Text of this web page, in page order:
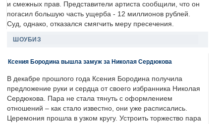
и смежных прав. Представители артиста сообщили, что он
погасил большую часть ущерба - 12 миллионов рублей.
Суд, однако, отказался смягчить меру пресечения.
ШОУБИЗ
Ксения Бородина вышла замуж за Николая Сердюкова
В декабре прошлого года Ксения Бородина получила
предложение руки и сердца от своего избранника Николая
Сердюкова. Пара не стала тянуть с оформлением
отношений – как стало известно, они уже расписались.
Церемония прошла в узком кругу. Устроить торжество пара